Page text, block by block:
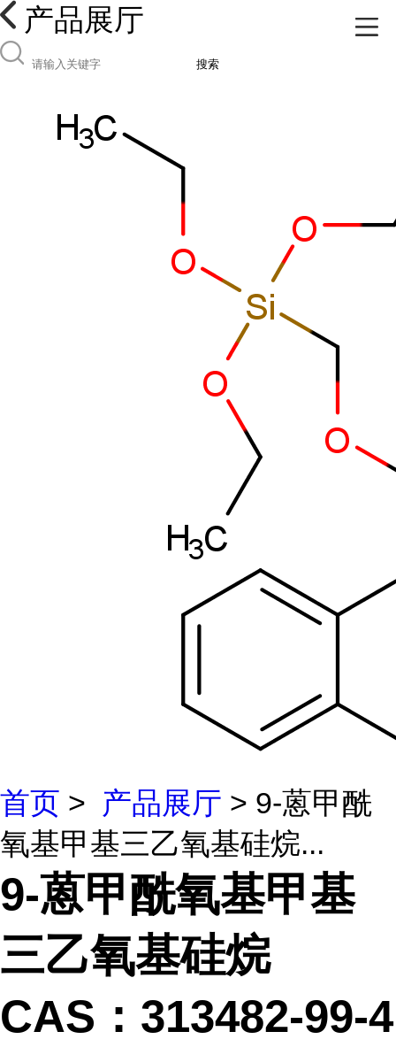
产品展厅
搜索
首页 > 产品展厅 > 9-蒽甲酰
氧基甲基三乙氧基硅烷...
9-蒽甲酰氧基甲基
三乙氧基硅烷
CAS：313482-99-4